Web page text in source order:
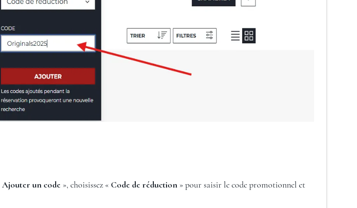
Ajouter un code », choisissez « Code de réduction » pour saisir le code promotionnel et